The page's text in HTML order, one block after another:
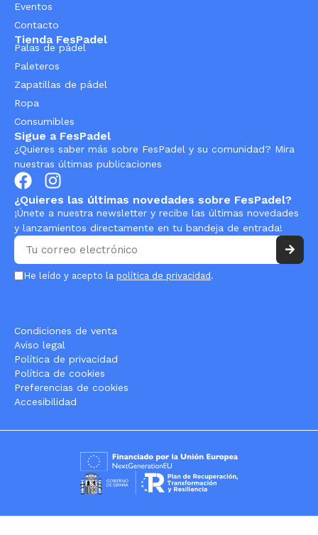
Eventos
Contacto
Tienda FesPadel
Palas de pádel
Paleteros
Zapatillas de pádel
Ropa
Consumibles
Sigue a FesPadel
¿Quieres saber más sobre FesPadel y su comunidad? Mira
nuestras últimas publicaciones
¿Quieres las últimas novedades sobre FesPadel?
¡Únete a nuestra newsletter y recibe las últimas novedades
y lanzamientos directamente en tu bandeja de entrada!
He leído y acepto la política de privacidad .
Condiciones de venta
Aviso legal
Política de privacidad
Política de cookies
Preferencias de cookies
Accesibilidad